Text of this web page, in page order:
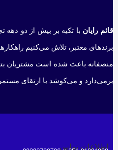
قائم رایان با تکیه بر بیش از دو دهه
برندهای معتبر، تلاش می‌کنیم
منصفانه باعث شده است مشتریان
برمی‌دارد و می‌کوشد با ارتقای
اطلاعات تماس